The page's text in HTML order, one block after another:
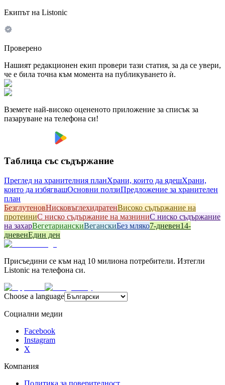
Екипът на Listonic
Проверено
Нашият редакционен екип провери тази статия, за да се увери,
че е била точна към момента на публикуването ѝ.
Вземете най-високо оцененото приложение за списък за
пазаруване на телефона си!
Таблица със съдържание
Преглед на хранителния планХрани, които да ядешХрани,
които да избягвашОсновни ползиПредложение за хранителен
план
БезглутеновHисковъглехидратенВисоко съдържание на
протеиниС ниско съдържание на мазниниС ниско съдържание
на захарВегетарианскиВеганскиБез мляко7-дневен14-
дневенЕдин ден
Присъедини се към над 10 милиона потребители. Изтегли
Listonic на телефона си.
Choose a language
Социални медии
Facebook
Instagram
X
Компания
Политика за поверителност